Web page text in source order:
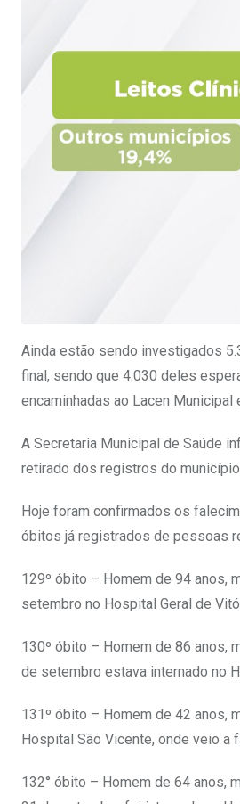
Ainda estão sendo investigados
final, sendo que 4.030 deles
encaminhadas ao Lacen Municipal
A Secretaria Municipal de Saúde
retirado dos registros do
Hoje foram confirmados os
óbitos já registrados de pessoas
129º óbito – Homem de 94 anos,
setembro no Hospital Geral de
130º óbito – Homem de 86 anos,
de setembro estava internado no
131º óbito – Homem de 42 anos,
Hospital São Vicente, onde veio a
132° óbito – Homem de 64 anos,